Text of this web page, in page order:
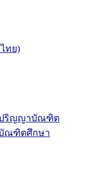
ทย)
ปริญญาบัณฑิต
บัณฑิตศึกษา